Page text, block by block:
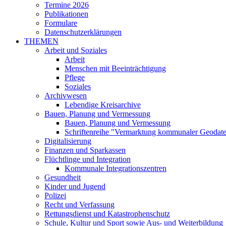
Termine 2026
Publikationen
Formulare
Datenschutzerklärungen
THEMEN
Arbeit und Soziales
Arbeit
Menschen mit Beeinträchtigung
Pflege
Soziales
Archivwesen
Lebendige Kreisarchive
Bauen, Planung und Vermessung
Bauen, Planung und Vermessung
Schriftenreihe "Vermarktung kommunaler
Digitalisierung
Finanzen und Sparkassen
Flüchtlinge und Integration
Kommunale Integrationszentren
Gesundheit
Kinder und Jugend
Polizei
Recht und Verfassung
Rettungsdienst und Katastrophenschutz
Schule, Kultur und Sport sowie Aus- und Weiterbildung